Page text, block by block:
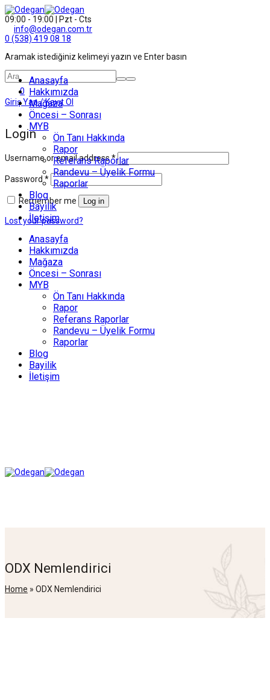
09:00 - 19:00 | Pzt - Cts
info@odegan.com.tr
0 (538) 419 08 18
Aramak istediğiniz kelimeyi yazın ve Enter basın
0
Giriş Yap / Kayıt Ol
Login
Username or email address*
Password *
Remember me Log in
Lost your password?
Anasayfa
Hakkımızda
Mağaza
Öncesi – Sonrası
MYB
Ön Tanı Hakkında
Rapor
Referans Raporlar
Randevu – Üyelik Formu
Raporlar
Blog
Bayilik
İletişim
Anasayfa
Hakkımızda
Mağaza
Öncesi – Sonrası
MYB
Ön Tanı Hakkında
Rapor
Referans Raporlar
Randevu – Üyelik Formu
Raporlar
Blog
Bayilik
İletişim
ODX Nemlendirici
Home » ODX Nemlendirici